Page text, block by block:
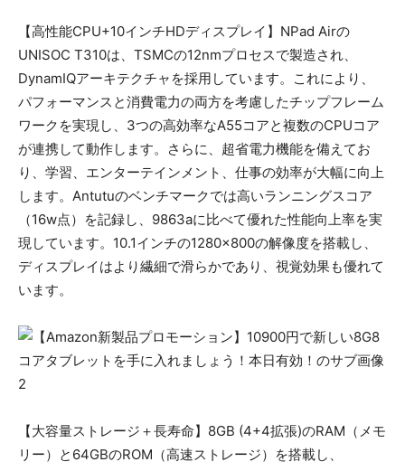
【高性能CPU+10インチHDディスプレイ】NPad Airの
UNISOC T310は、TSMCの12nmプロセスで製造され、
DynamIQアーキテクチャを採用しています。これにより、
パフォーマンスと消費電力の両方を考慮したチップフレーム
ワークを実現し、3つの高効率なA55コアと複数のCPUコア
が連携して動作します。さらに、超省電力機能を備えてお
り、学習、エンターテインメント、仕事の効率が大幅に向上
します。Antutuのベンチマークでは高いランニングスコア
（16w点）を記録し、9863aに比べて優れた性能向上率を実
現しています。10.1インチの1280×800の解像度を搭載し、
ディスプレイはより繊細で滑らかであり、視覚効果も優れて
います。
【大容量ストレージ＋長寿命】8GB (4+4拡張)のRAM（メモ
リー）と64GBのROM（高速ストレージ）を搭載し、